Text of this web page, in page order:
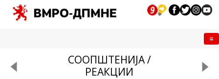
СООПШТЕНИЈА /
РЕАКЦИИ